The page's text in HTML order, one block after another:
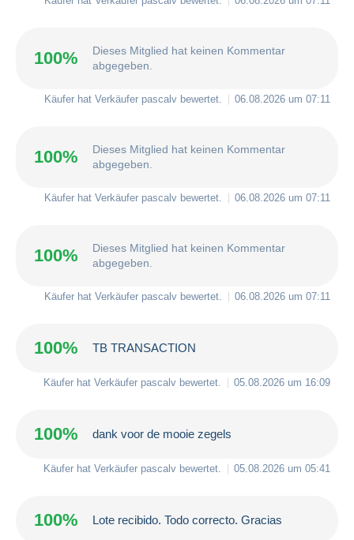
100%
Dieses Mitglied hat keinen Kommentar
abgegeben.
Käufer hat Verkäufer pascalv bewertet. 06.08.2026 um 07:11
100%
Dieses Mitglied hat keinen Kommentar
abgegeben.
Käufer hat Verkäufer pascalv bewertet. 06.08.2026 um 07:11
100%
Dieses Mitglied hat keinen Kommentar
abgegeben.
Käufer hat Verkäufer pascalv bewertet. 06.08.2026 um 07:11
100% TB TRANSACTION
Käufer hat Verkäufer pascalv bewertet. 05.08.2026 um 16:09
100% dank voor de mooie zegels
Käufer hat Verkäufer pascalv bewertet. 05.08.2026 um 05:41
100% Lote recibido. Todo correcto. Gracias